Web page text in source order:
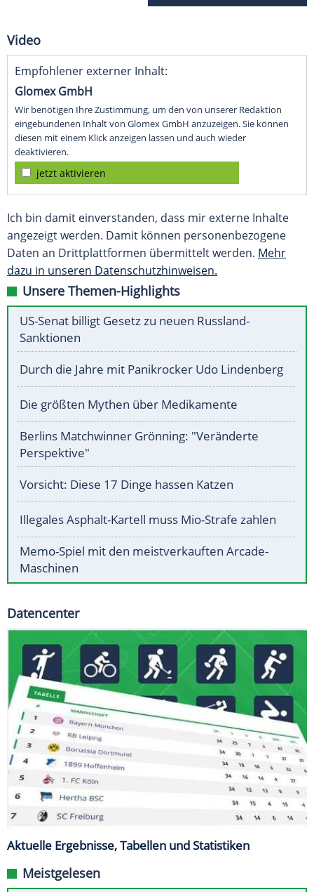
Video
Empfohlener externer Inhalt:
Glomex GmbH
Wir benötigen Ihre Zustimmung, um den von unserer Redaktion
eingebundenen Inhalt von Glomex GmbH anzuzeigen. Sie können
diesen mit einem Klick anzeigen lassen und auch wieder
deaktivieren.
jetzt aktivieren
Ich bin damit einverstanden, dass mir externe Inhalte
angezeigt werden. Damit können personenbezogene
Daten an Drittplattformen übermittelt werden. Mehr
dazu in unseren Datenschutzhinweisen.
Unsere Themen-Highlights
US-Senat billigt Gesetz zu neuen Russland-
Sanktionen
Durch die Jahre mit Panikrocker Udo Lindenberg
Die größten Mythen über Medikamente
Berlins Matchwinner Grönning: "Veränderte
Perspektive"
Vorsicht: Diese 17 Dinge hassen Katzen
Illegales Asphalt-Kartell muss Mio-Strafe zahlen
Memo-Spiel mit den meistverkauften Arcade-
Maschinen
Datencenter
Aktuelle Ergebnisse, Tabellen und Statistiken
Meistgelesen